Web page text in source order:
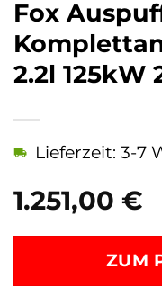
Fox
2.2l 125kW
1.251,00 €
Lieferzeit: 3-7
ZUM